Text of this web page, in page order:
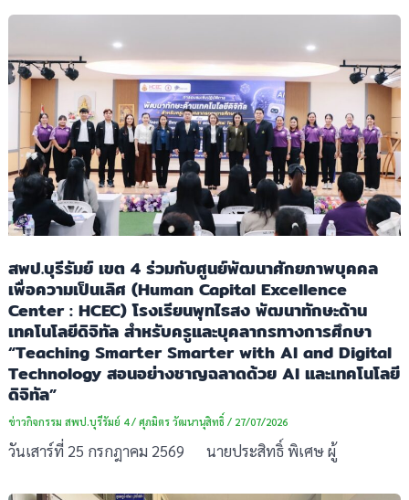
สพป.บุรีรัมย์ เขต 4 ร่วมกับศูนย์พัฒนาศักยภาพบุคคล
เพื่อความเป็นเลิศ (Human Capital Excellence
Center : HCEC) โรงเรียนพุทไธสง พัฒนาทักษะด้าน
เทคโนโลยีดิจิทัล สำหรับครูและบุคลากรทางการศึกษา
“Teaching Smarter Smarter with AI and Digital
Technology สอนอย่างชาญฉลาดด้วย AI และเทคโนโลยี
ดิจิทัล”
ข่าวกิจกรรม สพป.บุรีรัมย์ 4/ ศุภมิตร วัฒนานุสิทธิ์ / 27/07/2026
วันเสาร์ที่ 25 กรกฎาคม 2569 นายประสิทธิ์ พิเศษ ผู้